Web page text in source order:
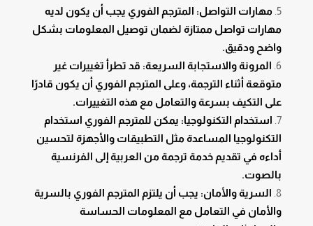
مهارات التواصل: المترجم الفوري يجب أن يكون لديه
مهارات تواصل ممتازة لضمان توصيل المعلومات بشكل
واضح ودقيق.
المرونة والاستجابة السريعة: قد تطرأ تغييرات غير
متوقعة أثناء الترجمة، وعلى المترجم الفوري أن يكون قادرًا
على التكيف بسرعة والتعامل مع هذه التغييرات.
استخدام التكنولوجيا: يمكن للمترجم الفوري استخدام
التكنولوجيا المساعدة مثل التطبيقات والأجهزة لتحسين
أداءه في تقديم خدمة ترجمة من العربية إلى الفرنسية
بالصوت.
السرية والأمان: يجب أن يلتزم المترجم الفوري بالسرية
والأمان في التعامل مع المعلومات الحساسة